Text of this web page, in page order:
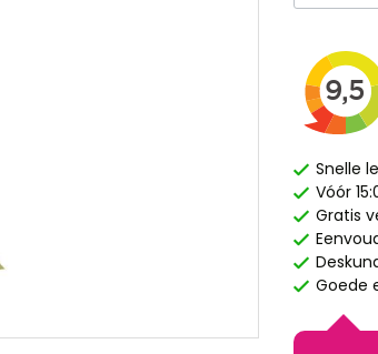
Snelle
Vóór
Gratis
Goede